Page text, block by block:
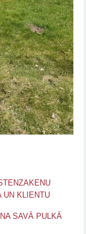
UN KLIENTU
SAVĀ PULKĀ